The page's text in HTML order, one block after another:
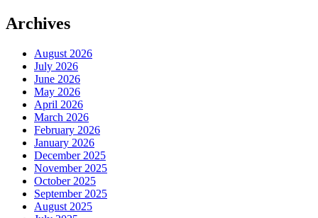
Archives
August 2026
July 2026
June 2026
May 2026
April 2026
March 2026
February 2026
January 2026
December 2025
November 2025
October 2025
September 2025
August 2025